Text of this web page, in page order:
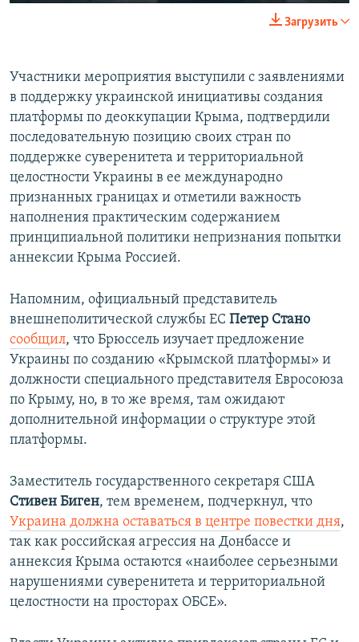
720p 1080p
240p
720p
1080p
Загрузить
Участники мероприятия выступили с заявлениями
в поддержку украинской инициативы создания
платформы по деоккупации Крыма, подтвердили
последовательную позицию своих стран по
поддержке суверенитета и территориальной
целостности Украины в ее международно
признанных границах и отметили важность
наполнения практическим содержанием
принципиальной политики непризнания попытки
аннексии Крыма Россией.
Напомним, официальный представитель
внешнеполитической службы ЕС Петер Стано
сообщил, что Брюссель изучает предложение
Украины по созданию «Крымской платформы» и
должности специального представителя Евросоюза
по Крыму, но, в то же время, там ожидают
дополнительной информации о структуре этой
платформы.
Заместитель государственного секретаря США
Стивен Биген, тем временем, подчеркнул, что
Украина должна оставаться в центре повестки дня,
так как российская агрессия на Донбассе и
аннексия Крыма остаются «наиболее серьезными
нарушениями суверенитета и территориальной
целостности на просторах ОБСЕ».